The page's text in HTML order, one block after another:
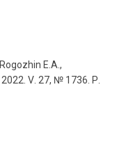
Rogozhin E A .,
. 2022. V . 27, № 1736. P